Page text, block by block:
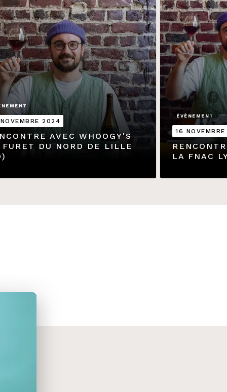
2024
AVEC WHOOGY'S
FURET DU NORD DE LILLE
ÉVÈNEMENT
16
LA FNAC
link